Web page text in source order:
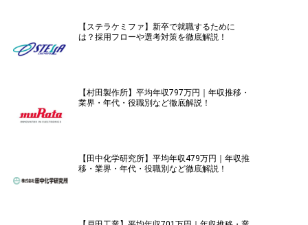
【ステラケミファ】新卒で就職するために
は？採用フローや選考対策を徹底解説！
【村田製作所】平均年収797万円｜年収推移・
業界・年代・役職別など徹底解説！
【田中化学研究所】平均年収479万円｜年収推
移・業界・年代・役職別など徹底解説！